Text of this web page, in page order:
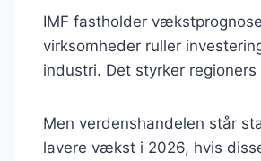
IMF fastholder
virksomheder ruller
industri. Det styrker
Men verdenshandelen står
lavere vækst i 2026, hvis